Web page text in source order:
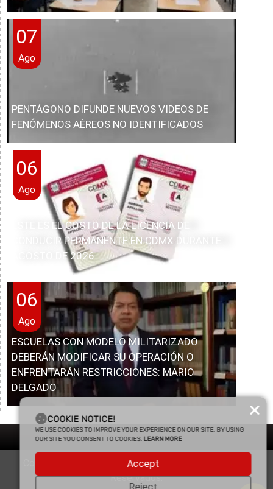
07
Ago
PENTÁGONO DIFUNDE NUEVOS VIDEOS DE
FENÓMENOS AÉREOS NO IDENTIFICADOS
06
Ago
ESTE ES EL COSTO DE LA LICENCIA DE
CONDUCIR PERMANENTE EN CDMX DURANTE
AGOSTO DE 2026
06
Ago
ESCUELAS CON MODELO MILITARIZADO
DEBERÁN MODIFICAR SU OPERACIÓN O
ENFRENTARÁN RESTRICCIONES: MARIO
DELGADO
Copyright © 2025 Enfasis Comunicaciones. Derechos
Reservados.
COOKIE NOTICE!
WE USE COOKIES TO IMPROVE YOUR EXPERIENCE ON OUR SITE. BY USING
OUR SITE YOU CONSENT TO COOKIES. LEARN MORE
Accept